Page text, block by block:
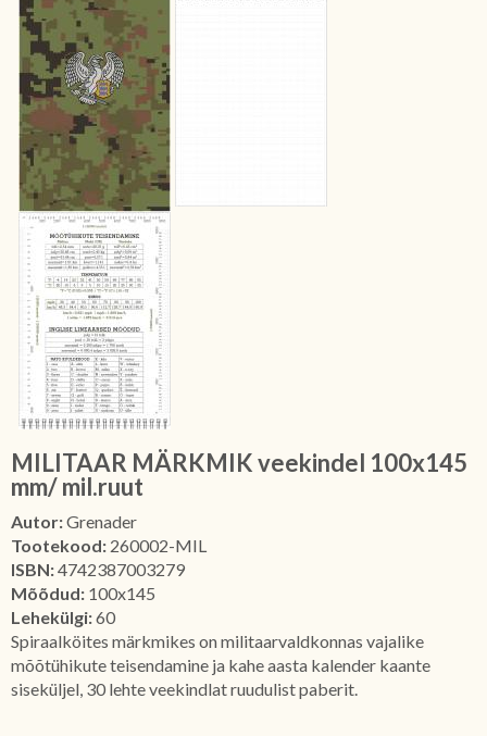
MILITAAR MÄRKMIK veekindel 100x145
mm/ mil.ruut
Autor:Grenader
Tootekood: 260002-MIL
ISBN:4742387003279
Mõõdud: 100x145
Lehekülgi:60
Spiraalköites märkmikes on militaarvaldkonnas vajalike
mõõtühikute teisendamine ja kahe aasta kalender kaante
siseküljel, 30 lehte veekindlat ruudulist paberit.